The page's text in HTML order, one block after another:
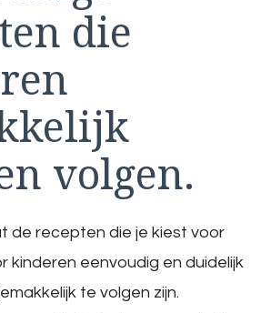
die
volgen.
de recepten die je kiest voor
kinderen eenvoudig en duidelijk
te volgen zijn.